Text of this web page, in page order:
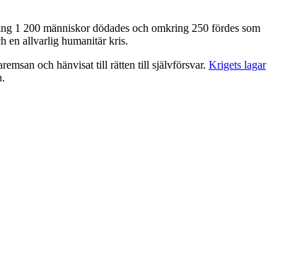
1 200 människor dödades och omkring 250 fördes som
en allvarlig humanitär kris.
och hänvisat till rätten till självförsvar. Krigets lagar